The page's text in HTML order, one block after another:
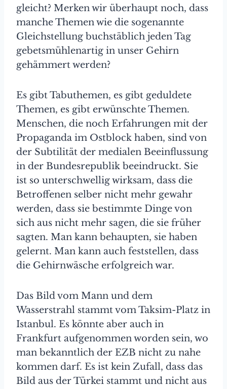
gleicht? Merken wir überhaupt noch, dass
manche Themen wie die sogenannte
Gleichstellung buchstäblich jeden Tag
gebetsmühlenartig in unser Gehirn
gehämmert werden?
Es gibt Tabuthemen, es gibt geduldete
Themen, es gibt erwünschte Themen.
Menschen, die noch Erfahrungen mit der
Propaganda im Ostblock haben, sind von
der Subtilität der medialen Beeinflussung
in der Bundesrepublik beeindruckt. Sie
ist so unterschwellig wirksam, dass die
Betroffenen selber nicht mehr gewahr
werden, dass sie bestimmte Dinge von
sich aus nicht mehr sagen, die sie früher
sagten. Man kann behaupten, sie haben
gelernt. Man kann auch feststellen, dass
die Gehirnwäsche erfolgreich war.
Das Bild vom Mann und dem
Wasserstrahl stammt vom Taksim-Platz in
Istanbul. Es könnte aber auch in
Frankfurt aufgenommen worden sein, wo
man bekanntlich der EZB nicht zu nahe
kommen darf. Es ist kein Zufall, dass das
Bild aus der Türkei stammt und nicht aus